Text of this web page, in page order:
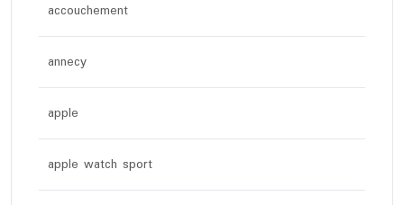
accouchement
annecy
apple
apple watch sport